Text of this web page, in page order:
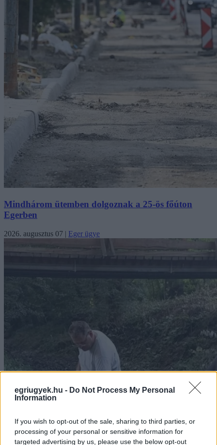
egriugyek.hu - Do Not Process My Personal
Information
If you wish to opt-out of the sale, sharing to third parties, or
processing of your personal or sensitive information for
targeted advertising by us, please use the below opt-out
Mindhárom ütemben dolgoznak a 25-ös főúton
Egerben
2026. augusztus 07 | Eger ügye